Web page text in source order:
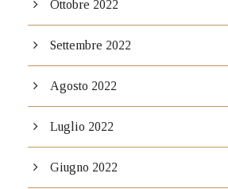
Ottobre 2022
Settembre 2022
Agosto 2022
Luglio 2022
Giugno 2022